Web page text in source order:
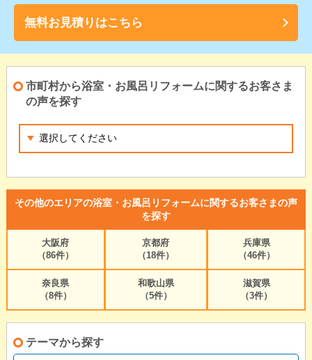
無料お見積りはこちら
市町村から浴室・お風呂リフォームに関するお客さま
の声を探す
その他のエリアの浴室・お風呂リフォームに関するお客さまの声
を探す
大阪府
（86件）
京都府
（18件）
兵庫県
（46件）
奈良県
（8件）
和歌山県
（5件）
滋賀県
（3件）
テーマから探す